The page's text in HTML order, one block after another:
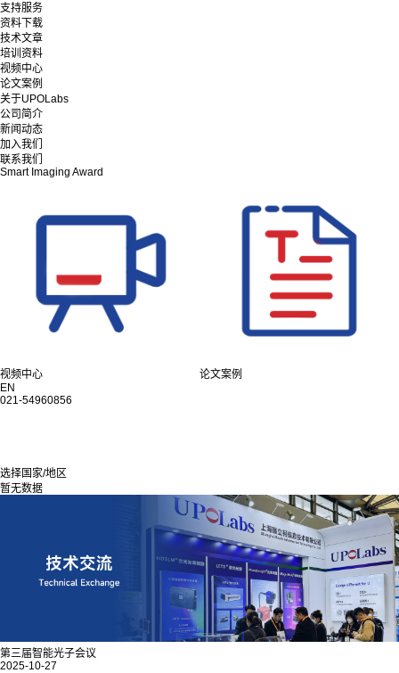
支持服务
资料下载
技术文章
培训资料
视频中心
论文案例
关于UPOLabs
公司简介
新闻动态
加入我们
联系我们
Smart Imaging Award
视频中心
论文案例
EN
021-54960856
选择国家/地区
暂无数据
第三届智能光子会议
2025-10-27